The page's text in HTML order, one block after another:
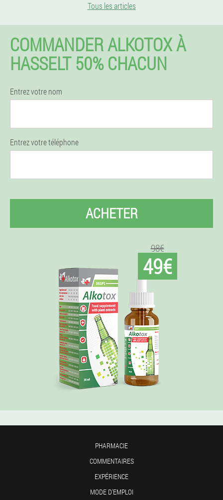
Tous les articles
COMMANDER ALKOTOX À
HASSELT 50% CHACUN
Entrez votre nom
Entrez votre téléphone
ACHETER
98€
49€
PHARMACIE
COMMENTAIRES
EXPÉRIENCE
MODE D'EMPLOI